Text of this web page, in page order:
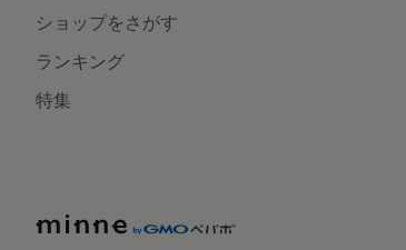
ショップをさがす
ランキング
特集